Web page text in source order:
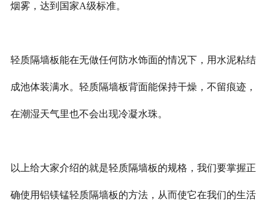
烟雾，达到国家A级标准。
轻质隔墙板能在无做任何防水饰面的情况下，用水泥粘结
成池体装满水。轻质隔墙板背面能保持干燥，不留痕迹，
在潮湿天气里也不会出现冷凝水珠。
以上给大家介绍的就是轻质隔墙板的规格，我们要掌握正
确使用铝镁锰轻质隔墙板的方法，从而使它在我们的生活